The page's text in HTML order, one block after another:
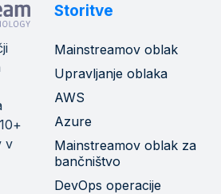
v
Storitve
Mainstreamov oblak
Upravljanje oblaka
AWS
Azure
Mainstreamov oblak za
bančništvo
DevOps operacije